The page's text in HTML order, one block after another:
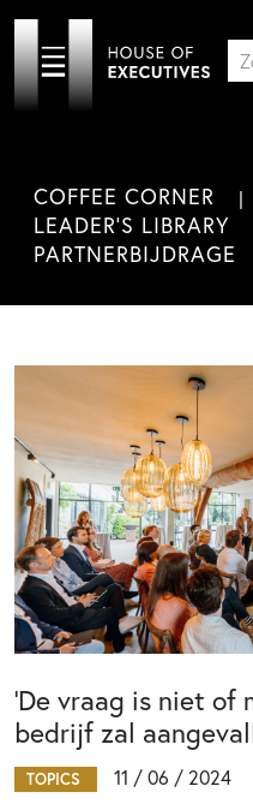
COFFEE CORNER
LEADER'S LIBRARY
PARTNERBIJDRAGE
‘De vraag is niet of
bedrijf zal
TOPICS 11 / 06 / 2024